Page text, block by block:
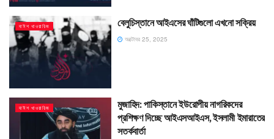
দাঈশ খাওয়ারিজ বেলুচিস্তানে আইএসের ঘাঁটিগুলো এখনো সক্রিয়
অক্টোবর 25, 2025
দাঈশ খাওয়ারিজ
মুজাহিদ: পাকিস্তানে ইউরোপীয় নাগরিকদের
প্রশিক্ষণ দিচ্ছে আইএসআইএস, ইসলামী ইমারাতের
সতর্কবার্তা